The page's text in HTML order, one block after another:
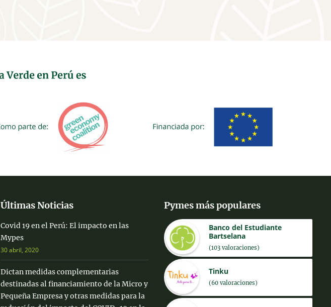
Últimas Noticias
Covid 19 en el Perú: El impacto en las
Mypes
30 abril, 2020
Dictan medidas complementarias
destinadas al financiamiento de la Micro y
Pequeña Empresa y otras medidas para la
Pymes más populares
Banco del Estudiante
Bartselana
(103 valoraciones)
Tinku
(60 valoraciones)